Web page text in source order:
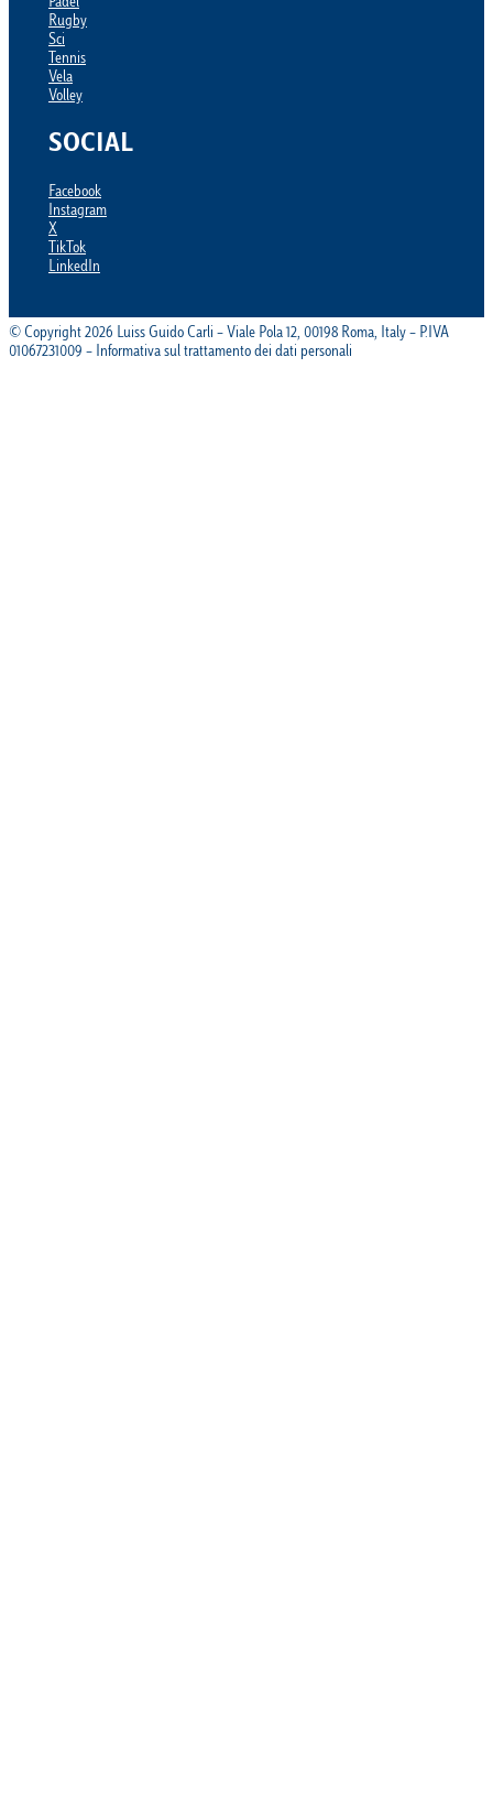
Padel
Rugby
Sci
Tennis
Vela
Volley
SOCIAL
Facebook
Instagram
X
TikTok
LinkedIn
© Copyright 2026 Luiss Guido Carli – Viale Pola 12, 00198 Roma, Italy – P.IVA
01067231009 – Informativa sul trattamento dei dati personali